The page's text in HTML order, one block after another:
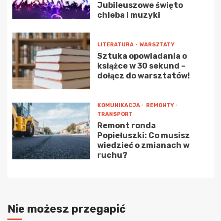
Jubileuszowe święto
chleba i muzyki
LITERATURA WARSZTATY
Sztuka opowiadania o
książce w 30 sekund –
dołącz do warsztatów!
KOMUNIKACJA
REMONTY
TRANSPORT
Remont ronda
Popiełuszki: Co musisz
wiedzieć o zmianach w
ruchu?
Nie możesz przegapić